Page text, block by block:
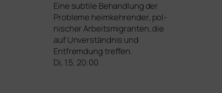
Eine sub­ti­le Behandlung der
Probleme heim­keh­ren­der, pol­
ni­scher Arbeitsmigranten, die
auf Unverständnis und
Entfremdung treffen.
Di, 1.5. 20:00